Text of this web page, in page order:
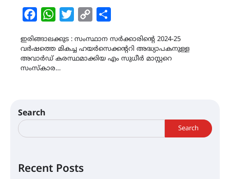
FacebookWhatsAppTwitterCopy
ഇരിങ്ങാലക്കുട : സംസ്ഥാന സർക്കാരിന്റെ 2024-25
വർഷത്തെ മികച്ച ഹയർസെക്കന്ററി അദ്ധ്യാപകനുള്ള
അവാർഡ് കരസ്ഥമാക്കിയ എം സുധീർ മാസ്റ്ററെ
സംസ്കാര…
Search
Search
Recent Posts